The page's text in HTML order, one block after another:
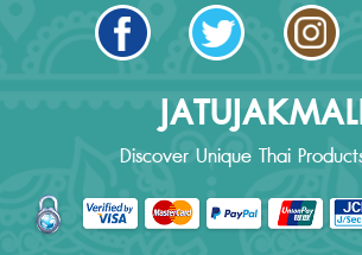
Discover Unique Thai